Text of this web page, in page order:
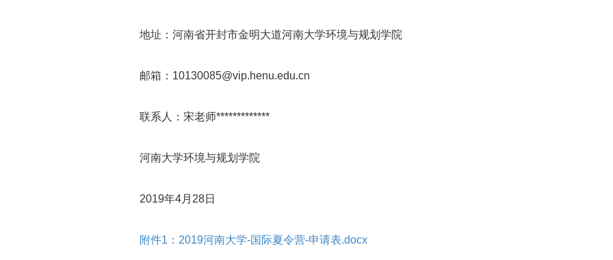
地址：河南省开封市金明大道河南大学环境与规划学院
邮箱：10130085@vip.henu.edu.cn
联系人：宋老师*************
河南大学环境与规划学院
2019年4月28日
附件1：2019河南大学-国际夏令营-申请表.docx